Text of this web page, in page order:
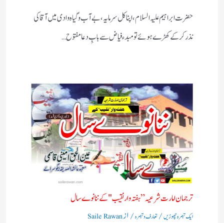
حضرت ابراہیم علیہ السلام، اپنا کل سرمایہ، بے آب وگیاہ وادی میں آقا کی
نذر کرکے کھڑے ہوئے تو مبدء فیاض سے بابِ دعا مفتوح…
ترجمان امارت شرعیہ”ہفتہ وار نقیب "کے ننانوے سال
ایک تبصرہ چھوڑیں/تعارف و تبصرہ/ ازSaile Rawan